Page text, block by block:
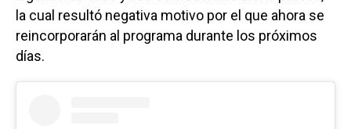
la cual resultó negativa motivo por el que ahora se
reincorporarán al programa durante los próximos
días.